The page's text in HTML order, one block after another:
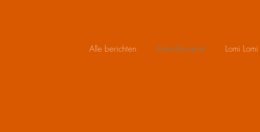
Alle berichten Ademtherapie Lomi